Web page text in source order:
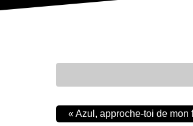
«Azul, approche-toi de mon